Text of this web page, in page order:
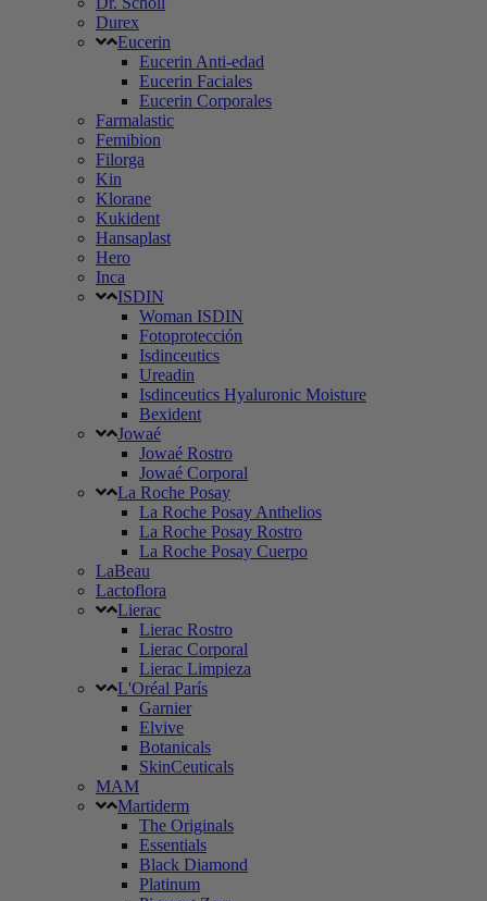
Durex
Eucerin
Eucerin Anti-edad
Eucerin Faciales
Eucerin Corporales
Farmalastic
Femibion
Filorga
Kin
Klorane
Kukident
Hansaplast
Hero
Inca
ISDIN
Woman ISDIN
Fotoprotección
Isdinceutics
Ureadin
Isdinceutics Hyaluronic Moisture
Bexident
Jowaé
Jowaé Rostro
Jowaé Corporal
La Roche Posay
La Roche Posay Anthelios
La Roche Posay Rostro
La Roche Posay Cuerpo
LaBeau
Lactoflora
Lierac
Lierac Rostro
Lierac Corporal
Lierac Limpieza
L'Oréal París
Garnier
Elvive
Botanicals
SkinCeuticals
MAM
Martiderm
The Originals
Essentials
Black Diamond
Platinum